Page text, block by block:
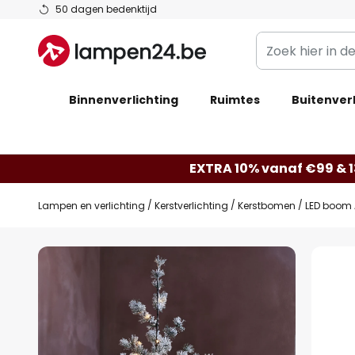
50 dagen bedenktijd
Ga
de
inhoud
Zoek
hier
de
Binnenverlichting Ruimtes
EXTRA 10% vanaf €99 &
Lampen en verlichting Kerstverlichting Kerstbomen LED
Ga